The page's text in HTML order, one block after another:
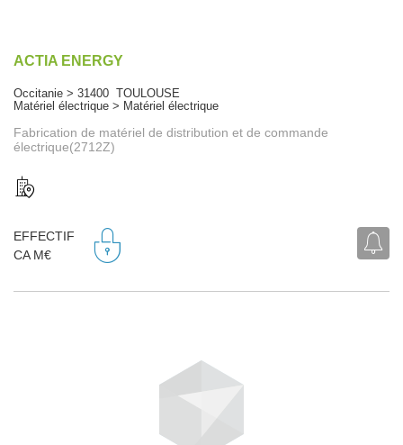
ACTIA ENERGY
Occitanie > 31400 TOULOUSE
Matériel électrique > Matériel électrique
Fabrication de matériel de distribution et de commande
électrique(2712Z)
EFFECTIF
CA M€